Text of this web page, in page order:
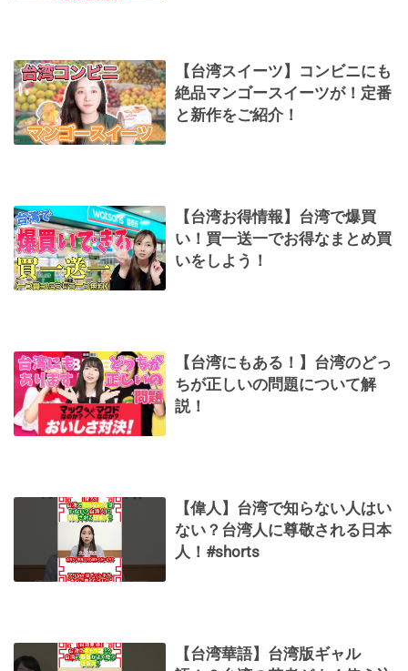
【台湾スイーツ】コンビニにも
絶品マンゴースイーツが！定番
と新作をご紹介！
【台湾お得情報】台湾で爆買
い！買一送一でお得なまとめ買
いをしよう！
【台湾にもある！】台湾のどっ
ちが正しいの問題について解
説！
【偉人】台湾で知らない人はい
ない？台湾人に尊敬される日本
人！#shorts
【台湾華語】台湾版ギャル